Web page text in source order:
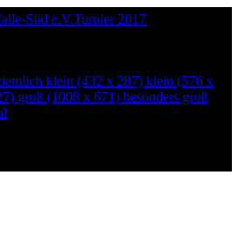
Süd e.V.Turnier 2017
klein (432 x 287) klein (576 x
groß (1008 x 671) besonders groß